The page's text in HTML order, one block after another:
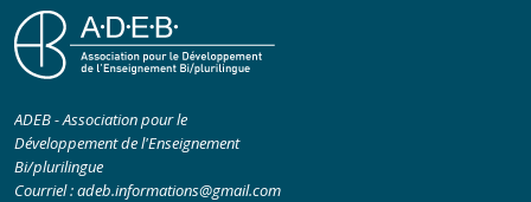
ADEB - Association pour le
Développement de l'Enseignement
Bi/plurilingue
Courriel :adeb.informations@gmail.com